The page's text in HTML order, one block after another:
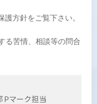
方針をご覧下さい。
る苦情、相談等の問合
Pマーク担当